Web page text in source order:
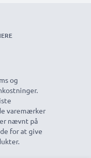
og
varemærker
nævnt på
for at give